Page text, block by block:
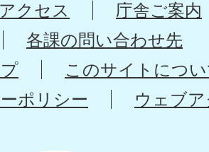
クセス
庁舎ご案内
各課の問い合わせ先
このサイトにつ
ポリシー
ウェブ